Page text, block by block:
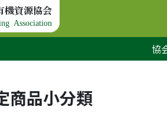
機資源協会
Association
協
商品小分類